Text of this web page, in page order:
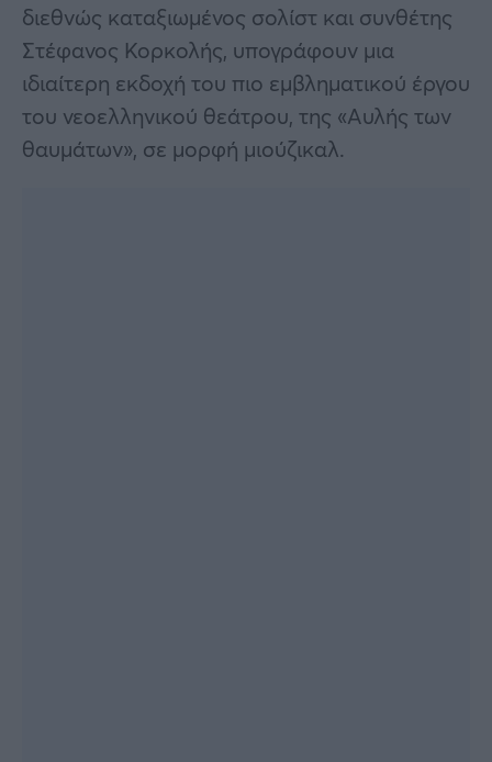
διεθνώς καταξιωμένος σολίστ και συνθέτης
Στέφανος Κορκολής, υπογράφουν μια
ιδιαίτερη εκδοχή του πιο εμβληματικού έργου
του νεοελληνικού θεάτρου, της «Αυλής των
θαυμάτων», σε μορφή μιούζικαλ.